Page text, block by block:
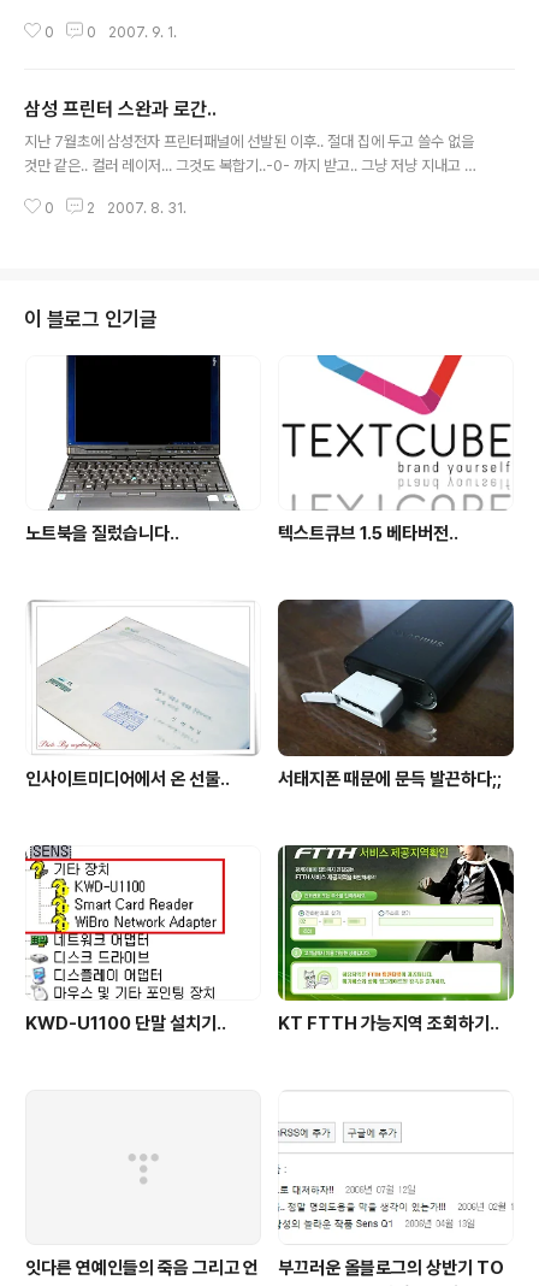
요.. 가격대비 괜찮은 그것도 "컬러" 레이저 프린터라서 그런 것이려니 하고 있
잡기나 기타 유용한 글은 안쓰면서 -_- 주구장창 리뷰만 올린거 같아 스스로도
블로그가 "삭막"해졌다는 느낌을 지울 수 없었기 때문이라면.. 그 이유일까요?
여튼.. 일단 티스토리에 있는 저만의 리뷰 사이트에는 올릴 계획입..
0 0 2007. 9. 1.
삼성 프린터 스완과 로간..
지난 7월초에 삼성전자 프린터패널에 선발된 이후.. 절대 집에 두고 쓸수 없을
것만 같은.. 컬러 레이저... 그것도 복합기..-0- 까지 받고.. 그냥 저냥 지내고 있
모였었지만.. 저는 일때문에 참석을 못했고.. 이날 미공개 제품인 스완과 로간이
안 삼엄한 곳에 들어갈 수 있었겠습니까만..;;; 스완과 로간은 삼성내에서도 워낙
바쁘신 몸들이라 보기 힘들었습니다;; 특별한 목적으로 사용되고 있는 ..
0 2 2007. 8. 31.
이 블로그 인기글
노트북을 질렀습니다.. 텍스트큐브 1.5 베타버전..
인사이트미디어에서 온 선물.. 서태지폰 때문에 문득 발끈하다;;
KWD-U1100 단말 설치기.. KT FTTH 가능지역 조회하기..
잇다른 연예인들의 죽음 그리고 언
부끄러운 올블로그의 상반기 TO